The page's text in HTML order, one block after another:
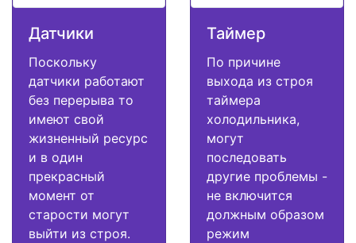
Датчики
Поскольку
датчики работают
без перерыва то
имеют свой
жизненный ресурс
и в один
прекрасный
момент от
старости могут
выйти из строя.
Таймер
По причине
выхода из строя
таймера
холодильника,
могут
последовать
другие проблемы -
не включится
должным образом
режим